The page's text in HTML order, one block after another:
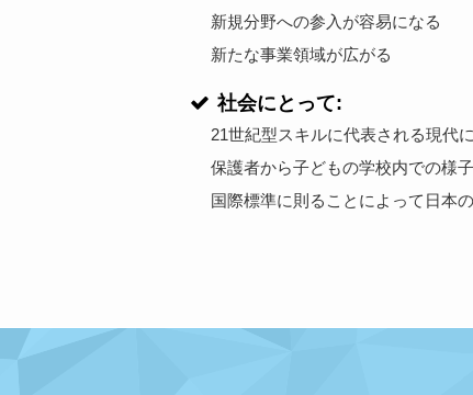
新規分野への参入が容易になる
新たな事業領域が広がる
社会にとって:
21世紀型スキルに代表される現代
保護者から子どもの学校内での様
国際標準に則ることによって日本